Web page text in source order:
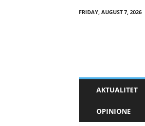
FRIDAY, AUGUST 7, 2026
AKTUALITET
OPINIONE